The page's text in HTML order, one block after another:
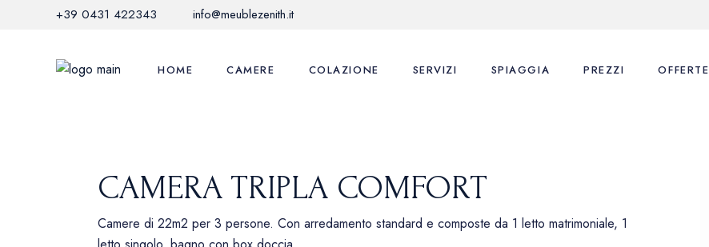
+39 0431 422343 info@meublezenith.it
HOME CAMERE COLAZIONE SERVIZI SPIAGGIA PREZZI OFFERTE
22M2
CAMERA TRIPLA COMFORT
Camere di 22m2 per 3 persone. Con arredamento standard e composte da 1 letto matrimoniale, 1